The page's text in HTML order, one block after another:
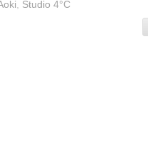
Studio 4°C